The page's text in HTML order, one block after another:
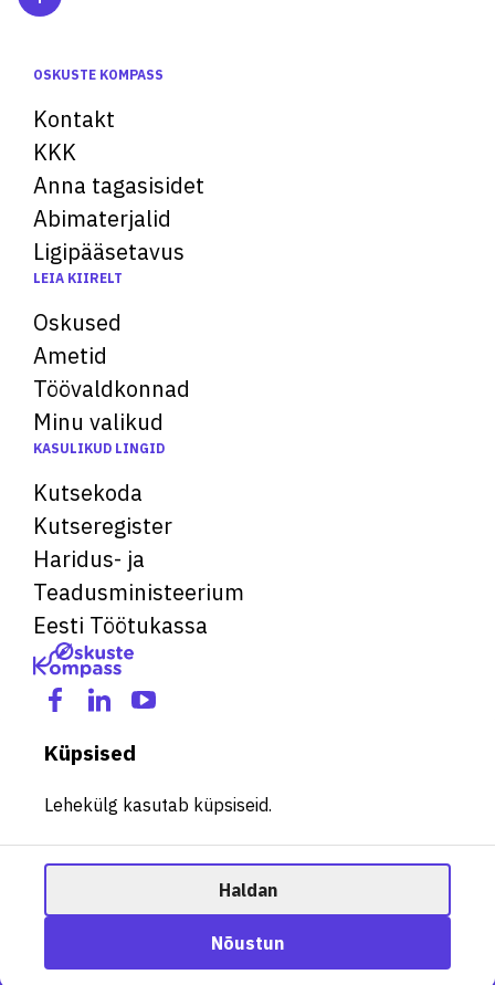
Ametisoovitaja
OSKUSTE KOMPASS
Kontakt
KKK
Anna tagasisidet
Abimaterjalid
Ligipääsetavus
LEIA KIIRELT
Oskused
Ametid
Töövaldkonnad
Minu valikud
KASULIKUD LINGID
Kutsekoda
Kutseregister
Haridus- ja
Teadusministeerium
Eesti Töötukassa
Küpsised
Lehekülg kasutab küpsiseid.
Haldan
Nõustun